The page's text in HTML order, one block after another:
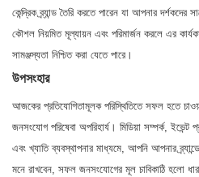
কেন্দ্রিক ব্র্যান্ড তৈরি করতে পারেন যা আপনার
কৌশল নিয়মিত মূল্যায়ন এবং পরিমার্জন করলে এর
সামঞ্জস্যতা নিশ্চিত করা যেতে পারে।
উপসংহার
আজকের প্রতিযোগিতামূলক পরিস্থিতিতে সফল হতে
জনসংযোগ পরিষেবা অপরিহার্য। মিডিয়া সম্পর্ক, ইভেন্ট
এবং খ্যাতি ব্যবস্থাপনার মাধ্যমে, আপনি আপনার
মনে রাখবেন, সফল জনসংযোগের মূল চাবিকাঠি হলো